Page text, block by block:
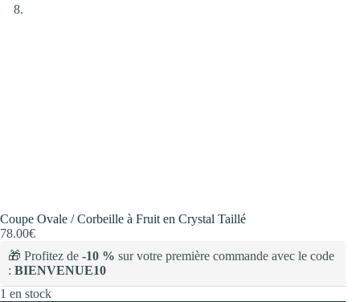
Coupe Ovale / Corbeille à Fruit en Crystal Taillé
78.00€
🎁 Profitez de -10 % sur votre première commande avec le code
: BIENVENUE10
1 en stock